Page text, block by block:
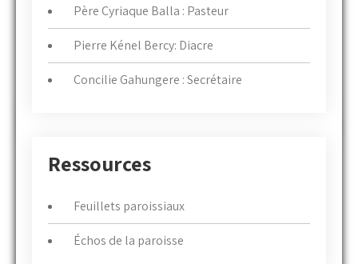
Père Cyriaque Balla : Pasteur
Pierre Kénel Bercy: Diacre
Concilie Gahungere : Secrétaire
Ressources
Feuillets paroissiaux
Échos de la paroisse